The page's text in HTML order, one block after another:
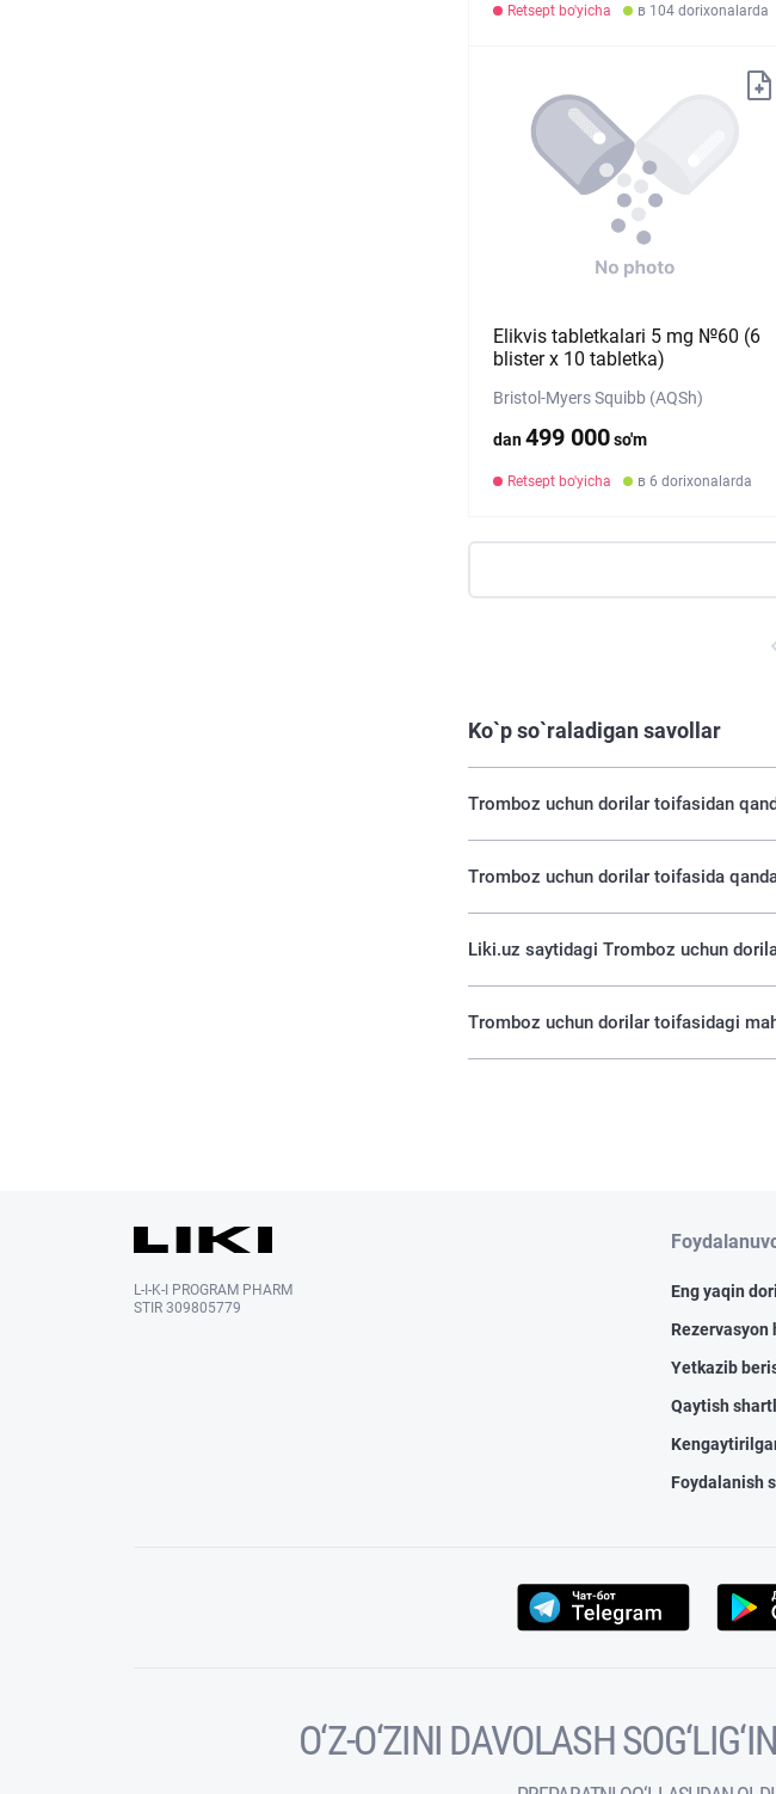
Retsept bo'yicha в 104 dorixonalarda
Elikvis tabletkalari 5 mg №60 (6
blister х 10 tabletka)
Bristol-Myers Squibb (AQSh)
dan499 000so'm
Retsept bo'yicha в 6 dorixonalarda
Ko`p so`raladigan savollar
Tromboz uchun dorilar toifasidan
Tromboz uchun dorilar toifasida
Liki.uz saytidagi Tromboz uchun
Tromboz uchun dorilar toifasidagi
L-I-K-I PROGRAM PHARM
STIR 309805779
Eng yaqin
Rezervasyon
Yetkazib
Qaytish
Foydalanish
O‘Z-O‘ZINI DAVOLASH